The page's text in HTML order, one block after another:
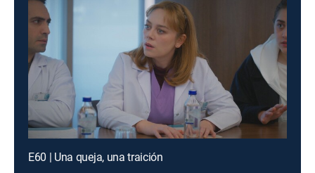
E60 | Una queja, una traición